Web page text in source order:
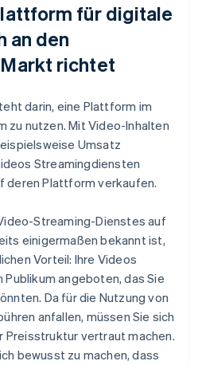
für digitale
an den
richtet
darin, eine Plattform im
zu nutzen. Mit Video-Inhalten
Umsatz
Streamingdiensten
deren Plattform verkaufen.
Streaming-Dienstes auf
einigermaßen bekannt ist,
Vorteil: Ihre Videos
angeboten, das Sie
Da für die Nutzung von
anfallen, müssen Sie sich
Preisstruktur vertraut machen.
bewusst zu machen, dass